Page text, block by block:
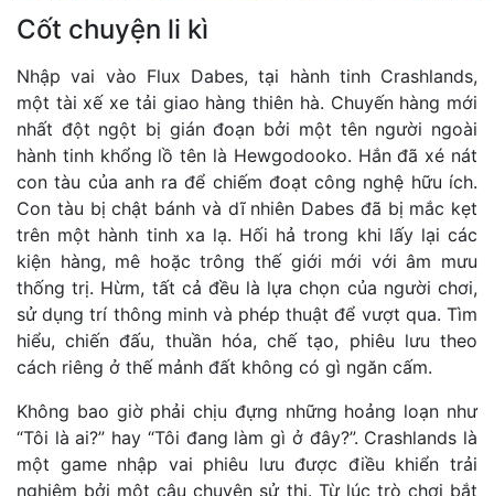
Cốt chuyện li kì
Nhập vai vào Flux Dabes, tại hành tinh Crashlands,
một tài xế xe tải giao hàng thiên hà. Chuyến hàng mới
nhất đột ngột bị gián đoạn bởi một tên người ngoài
hành tinh khổng lồ tên là Hewgodooko. Hắn đã xé nát
con tàu của anh ra để chiếm đoạt công nghệ hữu ích.
Con tàu bị chật bánh và dĩ nhiên Dabes đã bị mắc kẹt
trên một hành tinh xa lạ. Hối hả trong khi lấy lại các
kiện hàng, mê hoặc trông thế giới mới với âm mưu
thống trị. Hừm, tất cả đều là lựa chọn của người chơi,
sử dụng trí thông minh và phép thuật để vượt qua. Tìm
hiểu, chiến đấu, thuần hóa, chế tạo, phiêu lưu theo
cách riêng ở thế mảnh đất không có gì ngăn cấm.
Không bao giờ phải chịu đựng những hoảng loạn như
“Tôi là ai?” hay “Tôi đang làm gì ở đây?”. Crashlands là
một game nhập vai phiêu lưu được điều khiển trải
nghiệm bởi một câu chuyện sử thi. Từ lúc trò chơi bắt